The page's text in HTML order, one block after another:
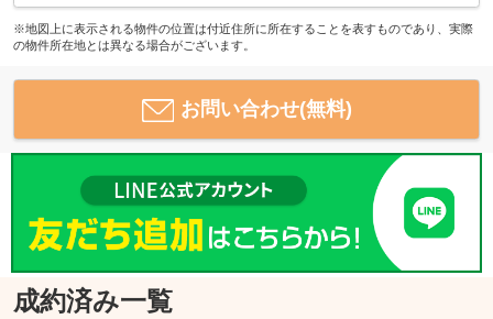
※地図上に表示される物件の位置は付近住所に所在することを表すものであり、実際
の物件所在地とは異なる場合がございます。
お問い合わせ(無料)
成約済み一覧